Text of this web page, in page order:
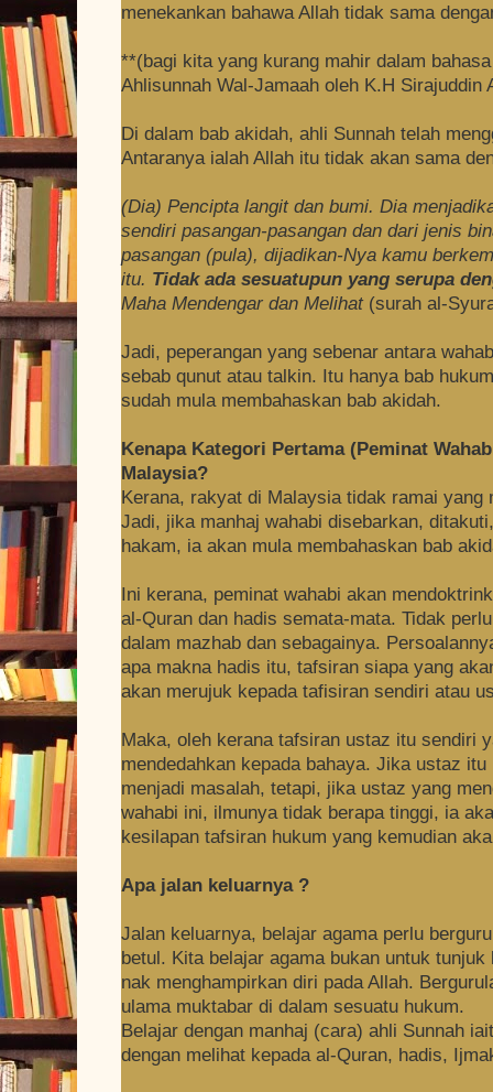
menekankan bahawa Allah tidak sama
**(bagi kita yang kurang mahir dalam
Ahlisunnah Wal-Jamaah oleh K.H Sirajuddin
Di dalam bab akidah, ahli Sunnah telah
Antaranya ialah Allah itu tidak akan sama
(Dia) Pencipta langit dan bumi. Dia
sendiri pasangan-pasangan dan dari jenis
pasangan (pula), dijadikan-Nya kamu
itu. Tidak ada sesuatupun yang serupa
Maha Mendengar dan Melihat (surah al-
Jadi, peperangan yang sebenar antara
sebab qunut atau talkin. Itu hanya bab
sudah mula membahaskan bab akidah.
Kenapa Kategori Pertama (Peminat
Malaysia?
Kerana, rakyat di Malaysia tidak ramai yang
Jadi, jika manhaj wahabi disebarkan,
hakam, ia akan mula membahaskan bab
Ini kerana, peminat wahabi akan
al-Quran dan hadis semata-mata. Tidak
dalam mazhab dan sebagainya.
apa makna hadis itu, tafsiran siapa yang
akan merujuk kepada tafisiran sendiri atau
Maka, oleh kerana tafsiran ustaz itu sendiri
mendedahkan kepada bahaya. Jika ustaz
menjadi masalah, tetapi, jika ustaz yang
wahabi ini, ilmunya tidak berapa tinggi, ia
kesilapan tafsiran hukum yang kemudian
Apa jalan keluarnya ?
Jalan keluarnya, belajar agama perlu
betul. Kita belajar agama bukan untuk
nak menghampirkan diri pada Allah.
ulama muktabar di dalam sesuatu hukum.
Belajar dengan manhaj (cara) ahli Sunnah
dengan melihat kepada al-Quran, hadis,